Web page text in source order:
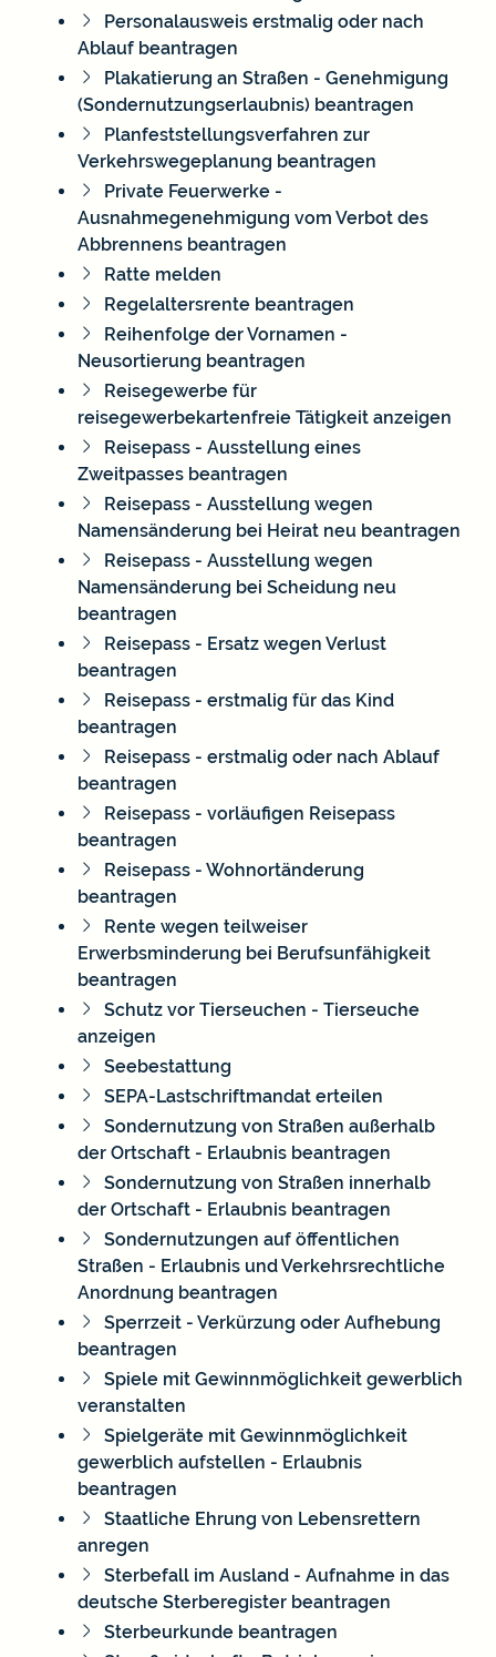
Personalausweis erstmalig oder nach
Ablauf beantragen
Plakatierung an Straßen - Genehmigung
(Sondernutzungserlaubnis) beantragen
Planfeststellungsverfahren zur
Verkehrswegeplanung beantragen
Private Feuerwerke -
Ausnahmegenehmigung vom Verbot des
Abbrennens beantragen
Ratte melden
Regelaltersrente beantragen
Reihenfolge der Vornamen -
Neusortierung beantragen
Reisegewerbe für
reisegewerbekartenfreie Tätigkeit anzeigen
Reisepass - Ausstellung eines
Zweitpasses beantragen
Reisepass - Ausstellung wegen
Namensänderung bei Heirat neu beantragen
Reisepass - Ausstellung wegen
Namensänderung bei Scheidung neu
beantragen
Reisepass - Ersatz wegen Verlust
beantragen
Reisepass - erstmalig für das Kind
beantragen
Reisepass - erstmalig oder nach Ablauf
beantragen
Reisepass - vorläufigen Reisepass
beantragen
Reisepass - Wohnortänderung
beantragen
Rente wegen teilweiser
Erwerbsminderung bei Berufsunfähigkeit
beantragen
Schutz vor Tierseuchen - Tierseuche
anzeigen
Seebestattung
SEPA-Lastschriftmandat erteilen
Sondernutzung von Straßen außerhalb
der Ortschaft - Erlaubnis beantragen
Sondernutzung von Straßen innerhalb
der Ortschaft - Erlaubnis beantragen
Sondernutzungen auf öffentlichen
Straßen - Erlaubnis und Verkehrsrechtliche
Anordnung beantragen
Sperrzeit - Verkürzung oder Aufhebung
beantragen
Spiele mit Gewinnmöglichkeit gewerblich
veranstalten
Spielgeräte mit Gewinnmöglichkeit
gewerblich aufstellen - Erlaubnis
beantragen
Staatliche Ehrung von Lebensrettern
anregen
Sterbefall im Ausland - Aufnahme in das
deutsche Sterberegister beantragen
Sterbeurkunde beantragen